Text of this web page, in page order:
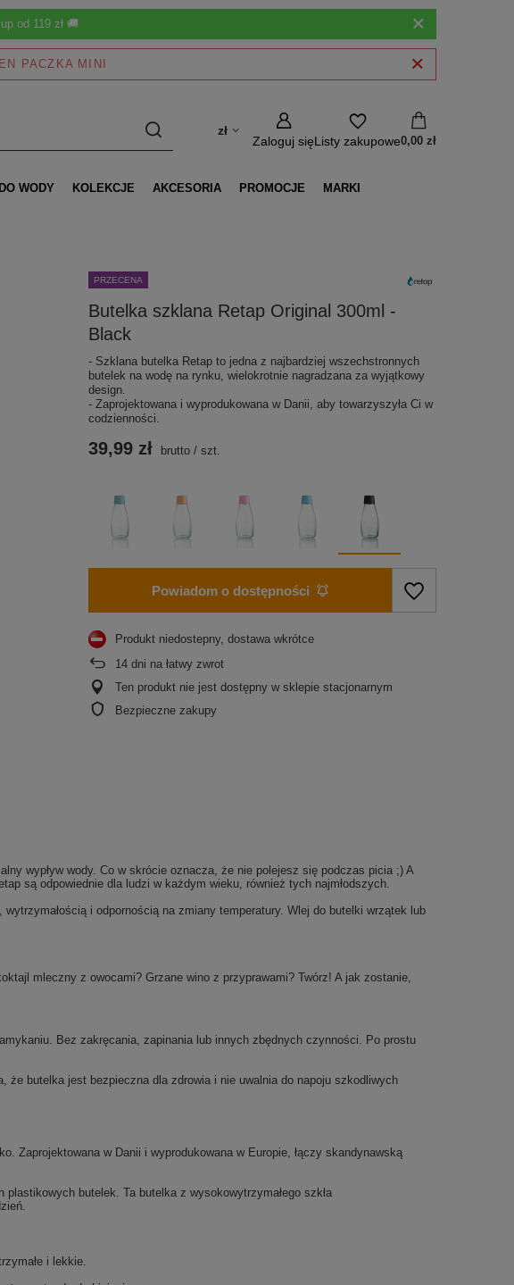
od 119 zł 🚚
zł
Zaloguj sięListy zakupowe0,00 zł
WODY KOLEKCJE AKCESORIA PROMOCJE MARKI
PRZECENA
Butelka szklana Retap Original 300ml -
Black
- Szklana butelka Retap to jedna z najbardziej wszechstronnych
butelek na wodę na rynku, wielokrotnie nagradzana za wyjątkowy
design.
- Zaprojektowana i wyprodukowana w Danii, aby towarzyszyła Ci w
codzienności.
39,99 zł brutto /szt.
Powiadom o dostępności
Produkt niedostepny, dostawa wkrótce
14 dni na łatwy zwrot
Ten produkt nie jest dostępny w sklepie stacjonarnym
Bezpieczne zakupy
wypływ wody. Co w skrócie oznacza, że nie polejesz się podczas picia ;) A
są odpowiednie dla ludzi w każdym wieku, również tych najmłodszych.
i odpornością na zmiany temperatury. Wlej do butelki wrzątek lub
mleczny z owocami? Grzane wino z przyprawami? Twórz! A jak zostanie,
Bez zakręcania, zapinania lub innych zbędnych czynności. Po prostu
że butelka jest bezpieczna dla zdrowia i nie uwalnia do napoju szkodliwych
Zaprojektowana w Danii i wyprodukowana w Europie, łączy skandynawską
butelek. Ta butelka z wysokowytrzymałego szkła
i lekkie.